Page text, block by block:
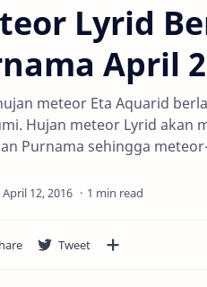
Lyrid
April
meteor Eta Aquarid
Hujan meteor Lyrid akan
Purnama sehingga
1 min read